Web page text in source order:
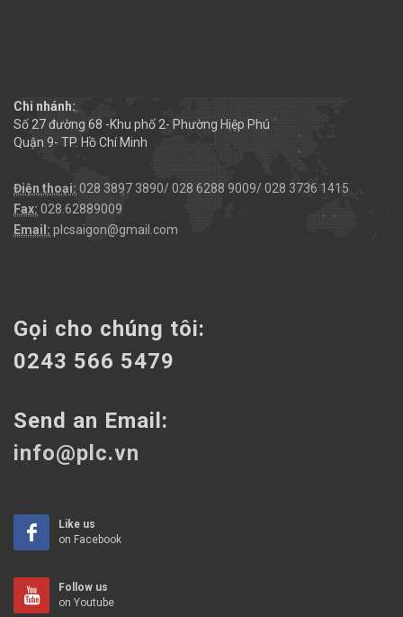
Chi nhánh:
Số 27 đường 68 -Khu phố 2- Phường Hiệp Phú
Quận 9- TP. Hồ Chí Minh
Điện thoại: 028 3897 3890/ 028 6288 9009/ 028 3736 1415
Fax: 028.62889009
Email: plcsaigon@gmail.com
Gọi cho chúng tôi:
0243 566 5479
Send an Email:
info@plc.vn
Like us
on Facebook
Follow us
on Youtube